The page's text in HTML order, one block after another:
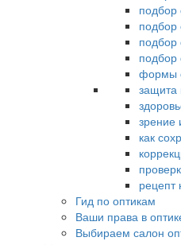
подбор
подбор
подбор
формы
защита
зрение
как
рецепт
Гид по оптикам
Ваши права в
Выбираем салон